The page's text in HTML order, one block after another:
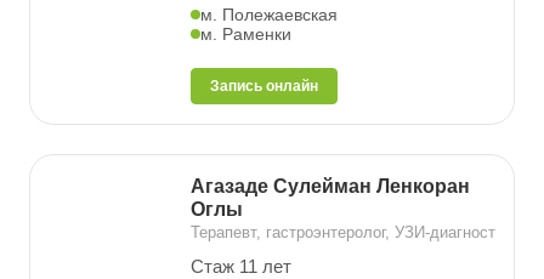
м. Полежаевская
м. Раменки
Запись онлайн
Агазаде Сулейман Ленкоран
Оглы
Терапевт, гастроэнтеролог, УЗИ-диагност
Стаж 11 лет